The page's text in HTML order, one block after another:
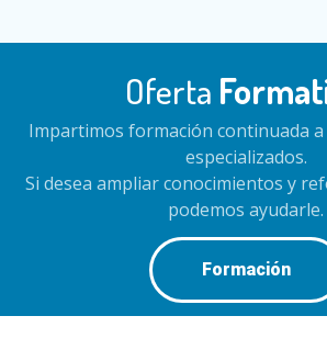
Oferta
Impartimos formación continuada
especializados.
Si desea ampliar conocimientos y
podemos ayudarle.
Formación